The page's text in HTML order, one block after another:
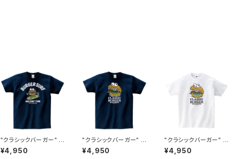
"クラシックバーガー" T
シャツ #BS101050NV
Y
¥4,950
"クラシックバーガー" T
シャツ #BS101048NV
Y
¥4,950
"クラシックバーガー" T
シャツ #BS101048W
HT
¥4,950